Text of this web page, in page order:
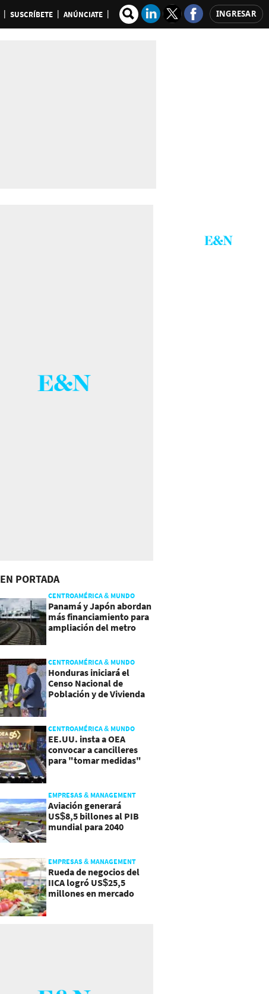
SUSCRÍBETE ANÚNCIATE INGRESAR
EN PORTADA
CENTROAMÉRICA & MUNDO
Panamá y Japón abordan
más financiamiento para
ampliación del metro
CENTROAMÉRICA & MUNDO
Honduras iniciará el
Censo Nacional de
Población y de Vivienda
CENTROAMÉRICA & MUNDO
EE.UU. insta a OEA
convocar a cancilleres
para "tomar medidas"
EMPRESAS & MANAGEMENT
Aviación generará
US$8,5 billones al PIB
mundial para 2040
EMPRESAS & MANAGEMENT
Rueda de negocios del
IICA logró US$25,5
millones en mercado